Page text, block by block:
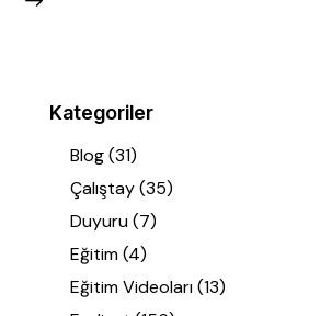
Kategoriler
Blog(31)
Çalıştay(35)
Duyuru(7)
Eğitim(4)
Eğitim Videoları(13)